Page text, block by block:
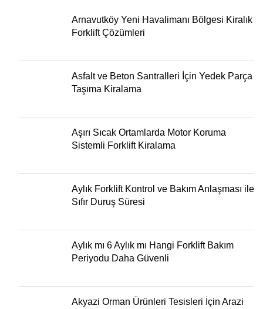
Arnavutköy Yeni Havalimanı Bölgesi Kiralık
Forklift Çözümleri
Asfalt ve Beton Santralleri İçin Yedek Parça
Taşıma Kiralama
Aşırı Sıcak Ortamlarda Motor Koruma
Sistemli Forklift Kiralama
Aylık Forklift Kontrol ve Bakım Anlaşması ile
Sıfır Duruş Süresi
Aylık mı 6 Aylık mı Hangi Forklift Bakım
Periyodu Daha Güvenli
Akyazi Orman Ürünleri Tesisleri İçin Arazi